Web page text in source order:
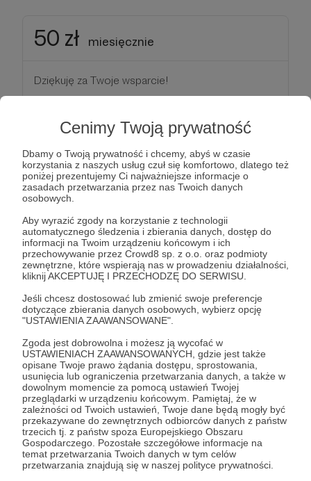
Cenimy Twoją prywatność
Dbamy o Twoją prywatność i chcemy, abyś w czasie
korzystania z naszych usług czuł się komfortowo, dlatego też
poniżej prezentujemy Ci najważniejsze informacje o
zasadach przetwarzania przez nas Twoich danych
osobowych.
Aby wyrazić zgody na korzystanie z technologii
automatycznego śledzenia i zbierania danych, dostęp do
informacji na Twoim urządzeniu końcowym i ich
przechowywanie przez Crowd8 sp. z o.o. oraz podmioty
zewnętrzne, które wspierają nas w prowadzeniu działalności,
kliknij AKCEPTUJĘ I PRZECHODZĘ DO SERWISU.
Jeśli chcesz dostosować lub zmienić swoje preferencje
dotyczące zbierania danych osobowych, wybierz opcję
"USTAWIENIA ZAAWANSOWANE".
Zgoda jest dobrowolna i możesz ją wycofać w
USTAWIENIACH ZAAWANSOWANYCH, gdzie jest także
opisane Twoje prawo żądania dostępu, sprostowania,
usunięcia lub ograniczenia przetwarzania danych, a także w
dowolnym momencie za pomocą ustawień Twojej
przeglądarki w urządzeniu końcowym. Pamiętaj, że w
zależności od Twoich ustawień, Twoje dane będą mogły być
przekazywane do zewnętrznych odbiorców danych z państw
trzecich tj. z państw spoza Europejskiego Obszaru
Gospodarczego. Pozostałe szczegółowe informacje na
temat przetwarzania Twoich danych w tym celów
przetwarzania znajdują się w naszej polityce prywatności.
50 zł miesięcznie
Dziękuję za Twoje wsparcie!
100 zł miesięcznie
Dziękuję za Twoje wsparcie!
Patroni: 0
200 zł miesięcznie
miesięcznie
Patroni: 0
300 zł miesięcznie